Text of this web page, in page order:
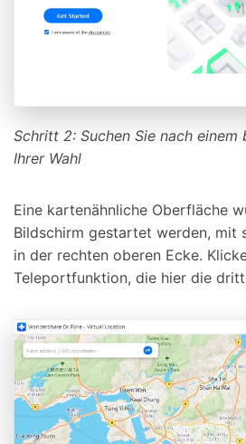
Schritt 2: Suchen Sie nach
Ihrer Wahl
Eine kartenähnliche Oberfläche
Bildschirm gestartet werden, mit
in der rechten oberen Ecke.
Teleportfunktion, die hier die